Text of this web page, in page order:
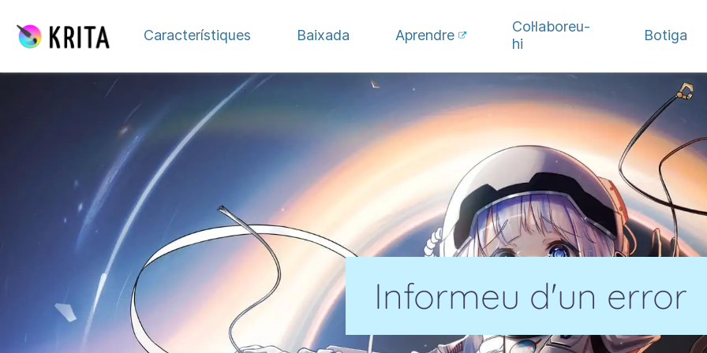
Característiques
Baixada Aprendre
Col·laboreu-
hi
Botiga
Informeu d'un error